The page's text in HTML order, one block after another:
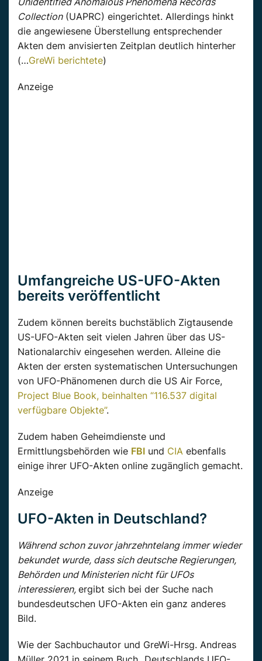
Collection(UAPRC) eingerichtet. Allerdings hinkt
die angewiesene Überstellung entsprechender
Akten dem anvisierten Zeitplan deutlich hinterher
(…GreWi berichtete)
Anzeige
Umfangreiche US-UFO-Akten
bereits veröffentlicht
Zudem können bereits buchstäblich Zigtausende
US-UFO-Akten seit vielen Jahren über das US-
Nationalarchiv eingesehen werden. Alleine die
Akten der ersten systematischen Untersuchungen
von UFO-Phänomenen durch die US Air Force,
Project Blue Book, beinhalten “116.537 digital
verfügbare Objekte”.
Zudem haben Geheimdienste und
Ermittlungsbehörden wie FBI und CIA ebenfalls
einige ihrer UFO-Akten online zugänglich gemacht.
Anzeige
UFO-Akten in Deutschland?
Während schon zuvor jahrzehntelang immer wieder
bekundet wurde, dass sich deutsche Regierungen,
Behörden und Ministerien nicht für UFOs
interessieren, ergibt sich bei der Suche nach
bundesdeutschen UFO-Akten ein ganz anderes
Bild.
Wie der Sachbuchautor und GreWi-Hrsg. Andreas